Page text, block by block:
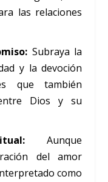
las relaciones
Subraya la
y la devoción
que también
Dios y su
Aunque
del amor
como